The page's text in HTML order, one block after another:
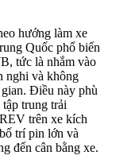
hướng làm xe
Quốc phổ biến
tức là nhắm vào
nghi và không
Điều này phù
trung trải
trên xe kích
trí pin lớn và
đến cân bằng xe.